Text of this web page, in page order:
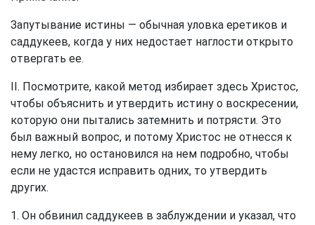
Запутывание истины — обычная уловка еретиков и
саддукеев, когда у них недостает наглости открыто
отвергать ее.
II. Посмотрите, какой метод избирает здесь Христос,
чтобы объяснить и утвердить истину о воскресении,
которую они пытались затемнить и потрясти. Это
был важный вопрос, и потому Христос не отнесся к
нему легко, но остановился на нем подробно, чтобы
если не удастся исправить одних, то утвердить
других.
1. Он обвинил саддукеев в заблуждении и указал, что